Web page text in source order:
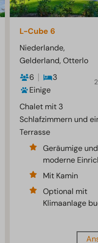
L-Cube 6
Niederlande,
Gelderland, Otterlo
6
3
Einige
Chalet mit 3
Schlafzimmern und
Terrasse
Geräumige und
moderne
Mit Kamin
Optional mit
Klimaanlage